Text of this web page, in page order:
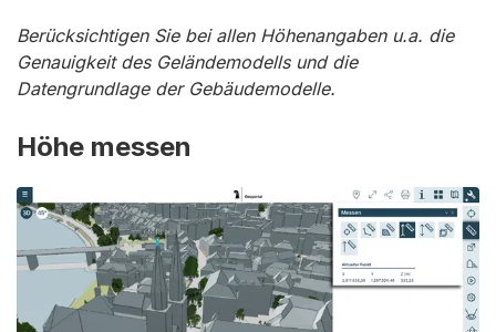
Berücksichtigen Sie bei allen Höhenangaben u.a. die
Genauigkeit des Geländemodells und die
Datengrundlage der Gebäudemodelle.
Höhe messen